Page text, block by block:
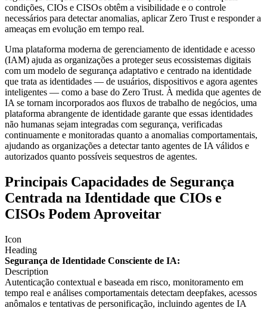
condições, CIOs e CISOs obtêm a visibilidade e o controle
necessários para detectar anomalias, aplicar Zero Trust e responder a
ameaças em evolução em tempo real.
Uma plataforma moderna de gerenciamento de identidade e acesso
(IAM) ajuda as organizações a proteger seus ecossistemas digitais
com um modelo de segurança adaptativo e centrado na identidade
que trata as identidades — de usuários, dispositivos e agora agentes
inteligentes — como a base do Zero Trust. À medida que agentes de
IA se tornam incorporados aos fluxos de trabalho de negócios, uma
plataforma abrangente de identidade garante que essas identidades
não humanas sejam integradas com segurança, verificadas
continuamente e monitoradas quanto a anomalias comportamentais,
ajudando as organizações a detectar tanto agentes de IA válidos e
autorizados quanto possíveis sequestros de agentes.
Principais Capacidades de Segurança
Centrada na Identidade que CIOs e
CISOs Podem Aproveitar
Icon
Heading
Segurança de Identidade Consciente de IA:
Description
Autenticação contextual e baseada em risco, monitoramento em
tempo real e análises comportamentais detectam deepfakes, acessos
anômalos e tentativas de personificação, incluindo agentes de IA